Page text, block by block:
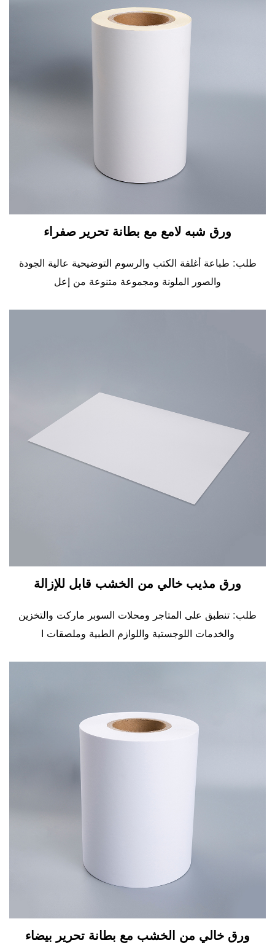
ورق شبه لامع مع بطانة تحرير صفراء
طلب: طباعة أغلفة الكتب والرسوم التوضيحية عالية الجودة
والصور الملونة ومجموعة متنوعة من إعل
ورق مذيب خالي من الخشب قابل للإزالة
طلب: تنطبق على المتاجر ومحلات السوبر ماركت والتخزين
والخدمات اللوجستية واللوازم الطبية وملصقات ا
ورق خالي من الخشب مع بطانة تحرير بيضاء